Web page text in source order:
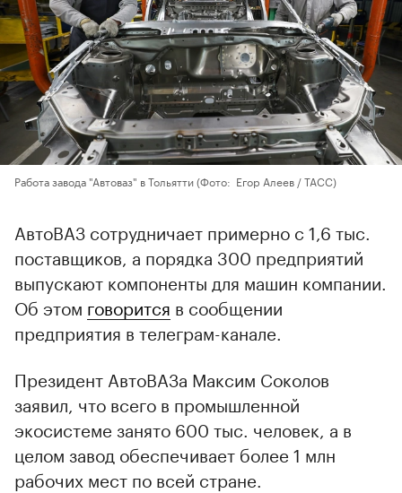
Работа завода "Автоваз" в Тольятти(Фото: Егор Алеев / ТАСС)
АвтоВАЗ сотрудничает примерно с 1,6 тыс.
поставщиков, а порядка 300 предприятий
выпускают компоненты для машин компании.
Об этом говорится в сообщении
предприятия в телеграм-канале.
Президент АвтоВАЗа Максим Соколов
заявил, что всего в промышленной
экосистеме занято 600 тыс. человек, а в
целом завод обеспечивает более 1 млн
рабочих мест по всей стране.